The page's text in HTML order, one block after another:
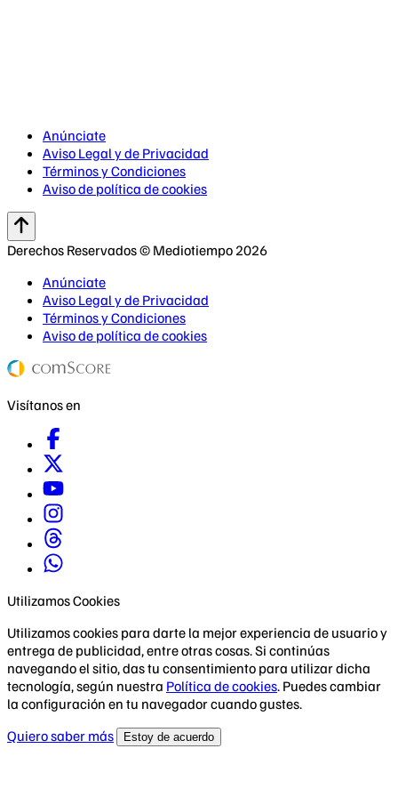
Anúnciate
Aviso Legal y de Privacidad
Términos y Condiciones
Aviso de política de cookies
Derechos Reservados © Mediotiempo 2026
Anúnciate
Aviso Legal y de Privacidad
Términos y Condiciones
Aviso de política de cookies
Visítanos en
Utilizamos Cookies
Utilizamos cookies para darte la mejor experiencia de usuario y
entrega de publicidad, entre otras cosas. Si continúas
navegando el sitio, das tu consentimiento para utilizar dicha
tecnología, según nuestra Política de cookies. Puedes cambiar
la configuración en tu navegador cuando gustes.
Quiero saber más
Estoy de acuerdo